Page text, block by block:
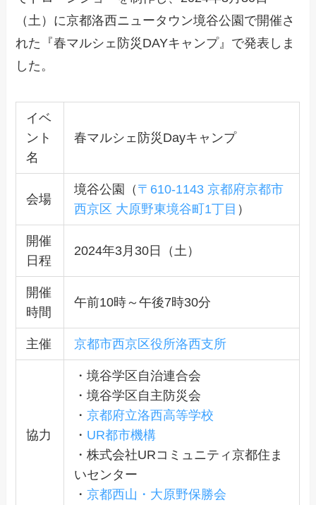
（土）に京都洛西ニュータウン境谷公園で開催さ
れた『春マルシェ防災DAYキャンプ』で発表しま
した。
イベ
ント
名
春マルシェ防災Dayキャンプ
会場
境谷公園（ 〒610-1143 京都府京都市
西京区 大原野東境谷町1丁目 ）
開催
日程
2024年3月30日（土）
開催
時間
午前10時～午後7時30分
主催 京都市西京区役所洛西支所
協力
・境谷学区自治連合会
・境谷学区自主防災会
・ 京都府立洛西高等学校
・ UR都市機構
・株式会社URコミュニティ京都住ま
いセンター
・ 京都西山・大原野保勝会